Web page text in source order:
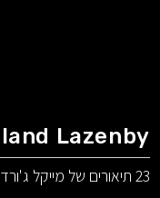
Lazenby
23 תיאורים של מייקל ג'ורדן בביוגרפיה שלו.